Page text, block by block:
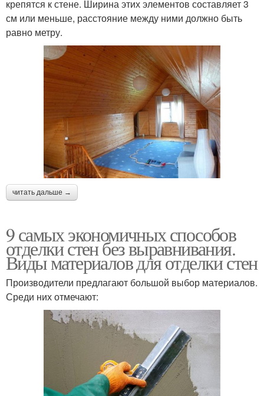
крепятся к стене. Ширина этих элементов составляет 3
см или меньше, расстояние между ними должно быть
равно метру.
читать дальше →
9 самых экономичных способов
отделки стен без выравнивания.
Виды материалов для отделки стен
Производители предлагают большой выбор материалов.
Среди них отмечают: